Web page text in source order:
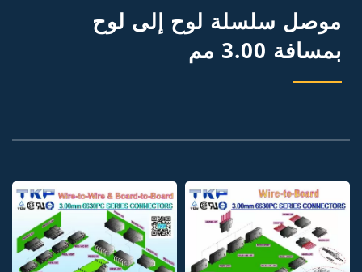
موصل سلسلة لوح إلى لوح
بمسافة 3.00 مم